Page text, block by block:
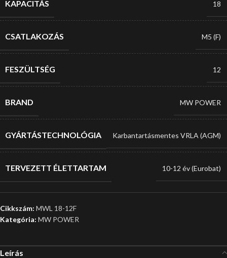
KAPACITÁS 18
CSATLAKOZÁS M5 (F)
FESZÜLTSÉG 12
BRAND MW POWER
GYÁRTÁSTECHNOLÓGIA Karbantartásmentes VRLA (AGM)
TERVEZETT ÉLETTARTAM 10-12 év (Eurobat)
Cikkszám: MWL 18-12F
Kategória: MW POWER
Leírás